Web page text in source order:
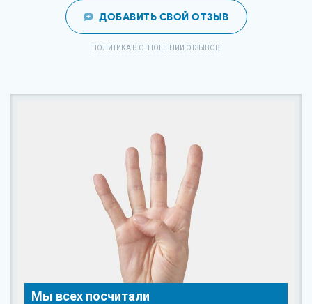
ДОБАВИТЬ СВОЙ ОТЗЫВ
ПОЛИТИКА В ОТНОШЕНИИ ОТЗЫВОВ
Мы всех посчитали